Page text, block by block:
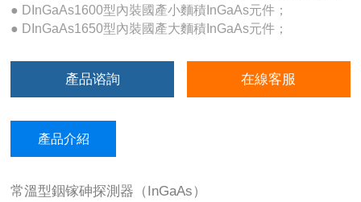
● DInGaAs1600型內裝國產小麵積InGaAs元件；
● DInGaAs1650型內裝國產大麵積InGaAs元件；
產品谘詢 在線客服
產品介紹
常溫型銦镓砷探測器（InGaAs）